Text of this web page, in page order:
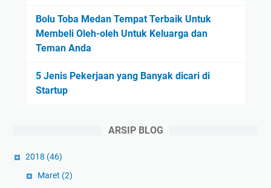
Bolu Toba Medan Tempat Terbaik Untuk
Membeli Oleh-oleh Untuk Keluarga dan
Teman Anda
5 Jenis Pekerjaan yang Banyak dicari di
Startup
ARSIP BLOG
2018 (46)
Maret (2)